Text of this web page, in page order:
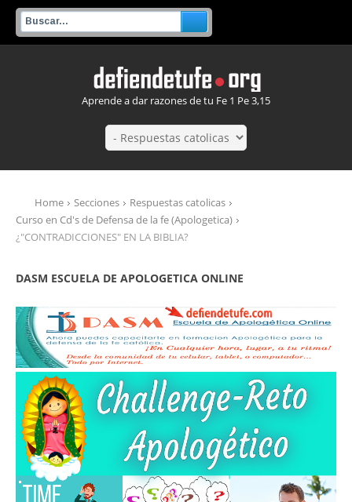
Aprende a dar razones de tu Fe 1 Pe 3,15
Home Secciones
Respuestas catolicas
Curso en Cd's de Defensa de la fe (Apologetica)
¿"CONTRADICCIONES" EN LA BIBLIA?
DASM ESCUELA DE APOLOGETICA ONLINE